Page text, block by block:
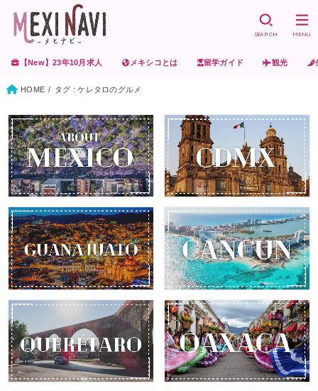
【New】23年10月求人 メキシコとは 留学ガイド 観光
SEARCH MENU
HOME タグ : ケレタロのグルメ